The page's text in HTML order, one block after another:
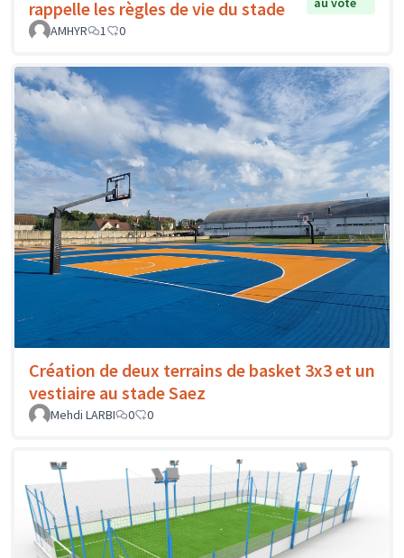
rappelle les règles de vie du stade
AMHYR
1 0
Création de deux terrains de basket 3x3 et un
vestiaire au stade Saez
Mehdi LARBI 0 0